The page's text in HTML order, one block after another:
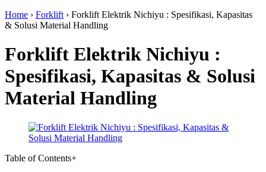
Home › Forklift › Forklift Elektrik Nichiyu : Spesifikasi, Kapasitas
& Solusi Material Handling
Forklift Elektrik Nichiyu :
Spesifikasi, Kapasitas & Solusi
Material Handling
Table of Contents+